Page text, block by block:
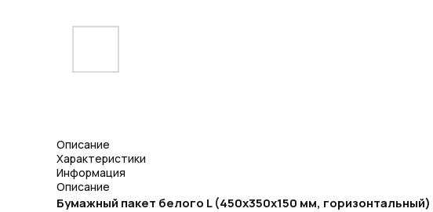
Описание
Характеристики
Информация
Описание
Бумажный пакет белого L (450х350х150 мм, горизонтальный)